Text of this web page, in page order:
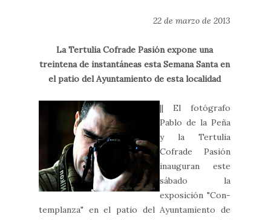
22 de marzo de 2013
La Tertulia Cofrade Pasión expone una
treintena de instantáneas esta Semana Santa en
el patio del Ayuntamiento de esta localidad
|| El fotógrafo
Pablo de la Peña
y la Tertulia
Cofrade Pasión
inauguran este
sábado la
exposición "Con-
templanza" en el patio del Ayuntamiento de